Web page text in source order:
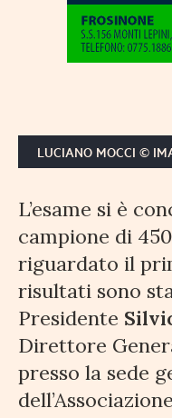
LUCIANO MOCCI ©
L’esame si è
campione di
riguardato il
risultati sono
Presidente
Direttore
presso la sede